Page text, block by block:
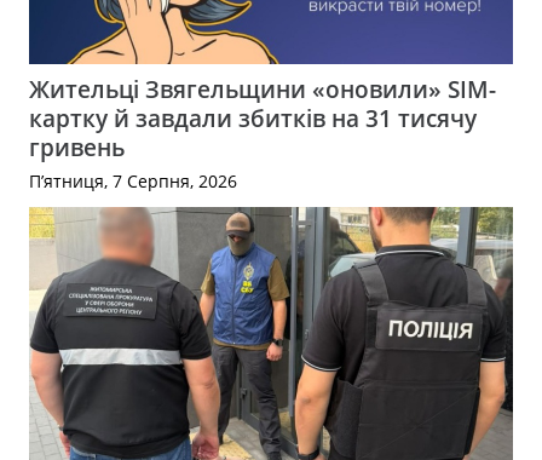
Жительці Звягельщини «оновили» SIM-
картку й завдали збитків на 31 тисячу
гривень
П’ятниця, 7 Серпня, 2026